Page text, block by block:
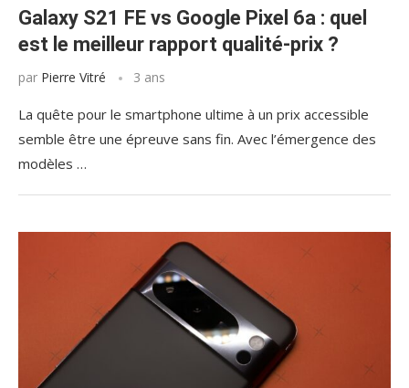
Galaxy S21 FE vs Google Pixel 6a : quel
est le meilleur rapport qualité-prix ?
par Pierre Vitré 3 ans
La quête pour le smartphone ultime à un prix accessible
semble être une épreuve sans fin. Avec l’émergence des
modèles …